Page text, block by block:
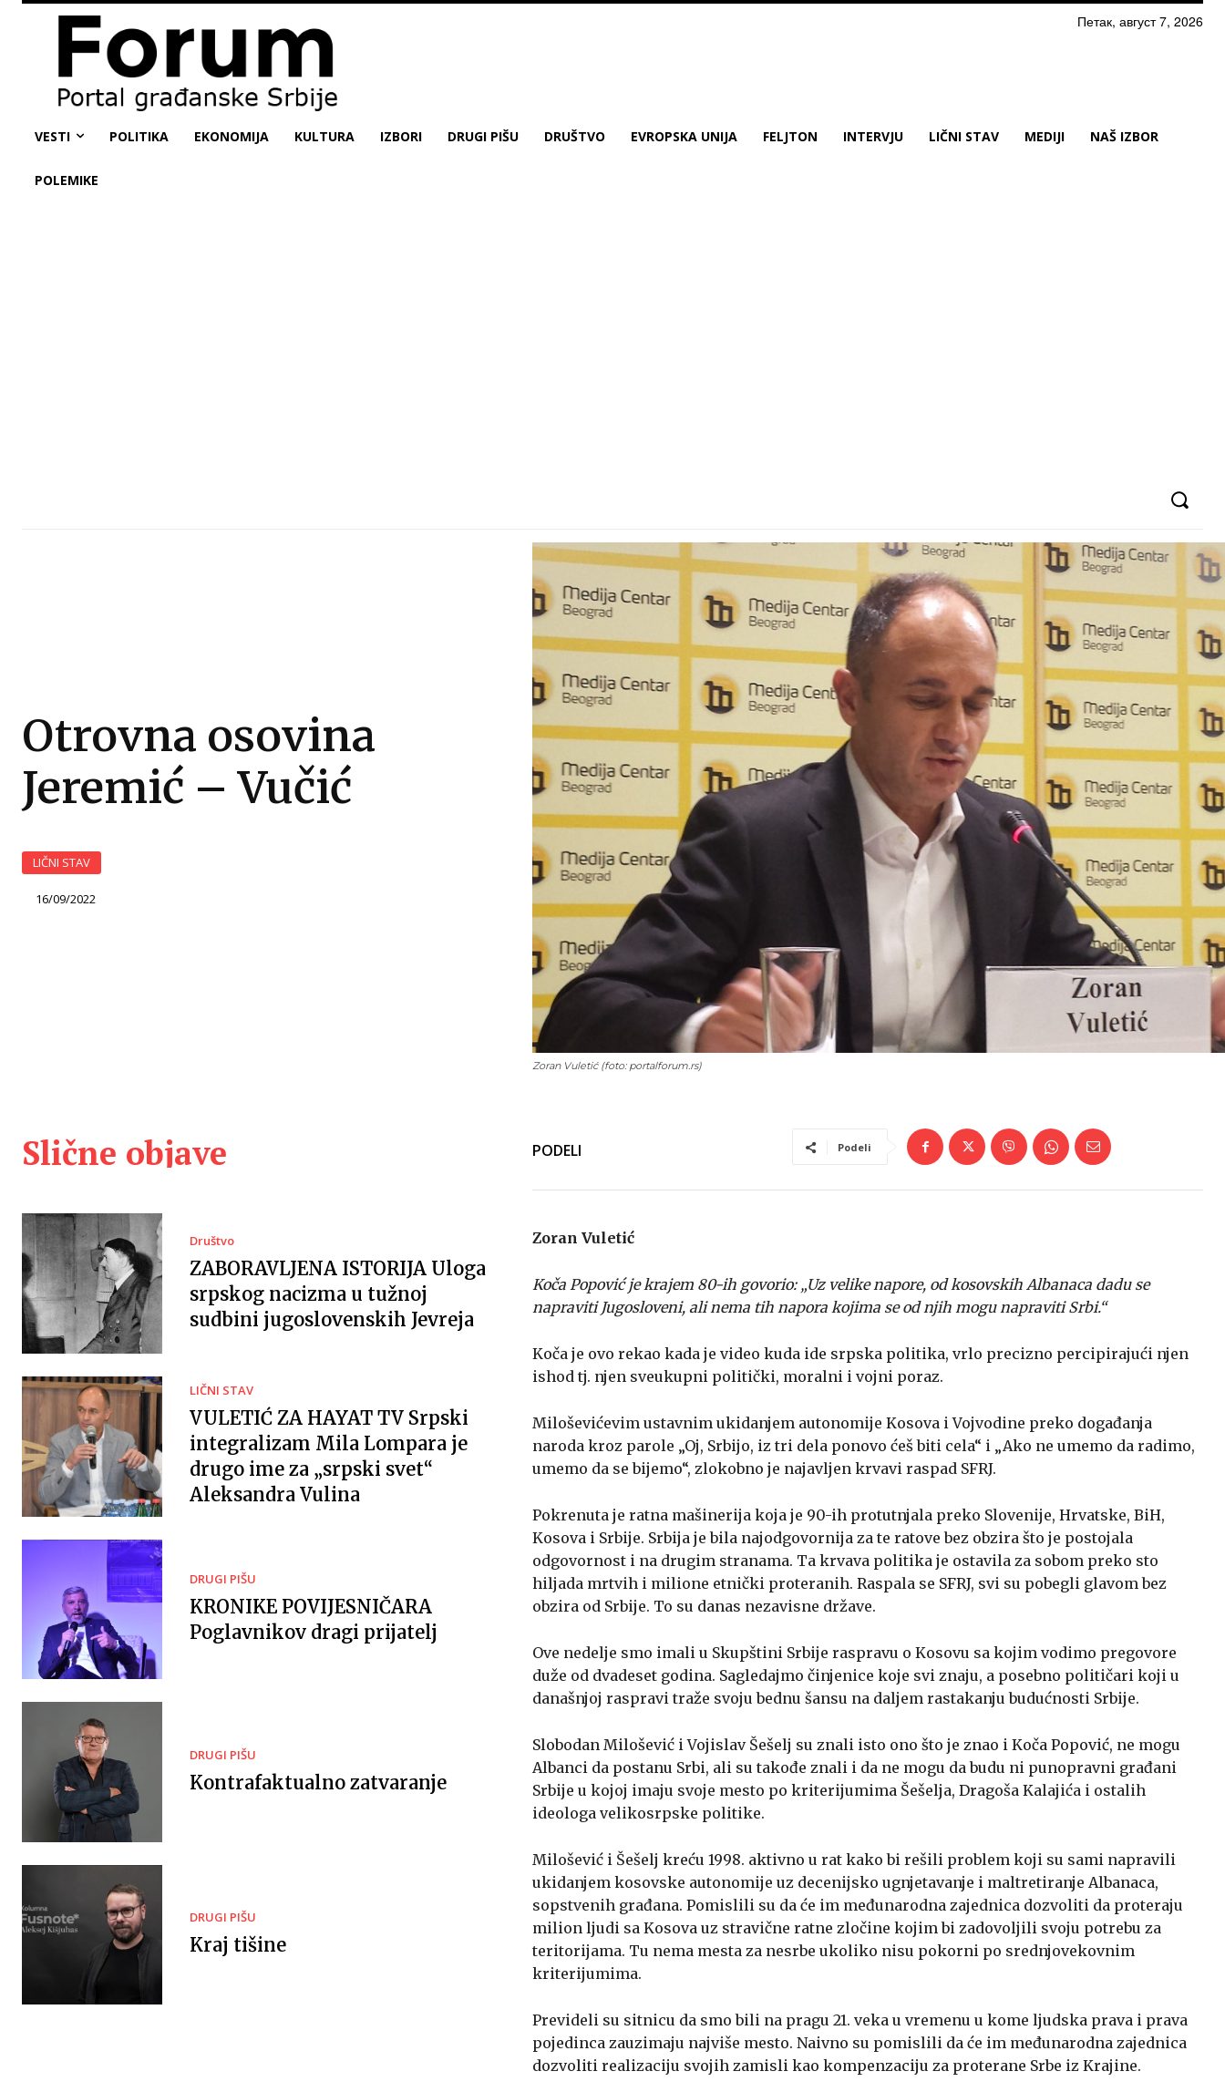
Петак, август 7, 2026
VESTI POLITIKA EKONOMIJA KULTURA IZBORI DRUGI PIŠU DRUŠTVO EVROPSKA UNIJA FELJTON INTERVJU LIČNI STAV MEDIJI NAŠ IZBOR
POLEMIKE
Otrovna osovina
Jeremić – Vučić
LIČNI STAV
16/09/2022
Zoran Vuletić (foto: portalforum.rs)
Slične objave
Društvo
ZABORAVLJENA ISTORIJA Uloga
srpskog nacizma u tužnoj
sudbini jugoslovenskih Jevreja
LIČNI STAV
VULETIĆ ZA HAYAT TV Srpski
integralizam Mila Lompara je
drugo ime za „srpski svet“
Aleksandra Vulina
DRUGI PIŠU
KRONIKE POVIJESNIČARA
Poglavnikov dragi prijatelj
DRUGI PIŠU
Kontrafaktualno zatvaranje
DRUGI PIŠU
Kraj tišine
PODELI Podeli
Zoran Vuletić
Koča Popović je krajem 80-ih govorio: „Uz velike napore, od kosovskih Albanaca dadu se
napraviti Jugosloveni, ali nema tih napora kojima se od njih mogu napraviti Srbi.“
Koča je ovo rekao kada je video kuda ide srpska politika, vrlo precizno percipirajući njen
ishod tj. njen sveukupni politički, moralni i vojni poraz.
Miloševićevim ustavnim ukidanjem autonomije Kosova i Vojvodine preko događanja
naroda kroz parole „Oj, Srbijo, iz tri dela ponovo ćeš biti cela“ i „Ako ne umemo da radimo,
umemo da se bijemo“, zlokobno je najavljen krvavi raspad SFRJ.
Pokrenuta je ratna mašinerija koja je 90-ih protutnjala preko Slovenije, Hrvatske, BiH,
Kosova i Srbije. Srbija je bila najodgovornija za te ratove bez obzira što je postojala
odgovornost i na drugim stranama. Ta krvava politika je ostavila za sobom preko sto
hiljada mrtvih i milione etnički proteranih. Raspala se SFRJ, svi su pobegli glavom bez
obzira od Srbije. To su danas nezavisne države.
Ove nedelje smo imali u Skupštini Srbije raspravu o Kosovu sa kojim vodimo pregovore
duže od dvadeset godina. Sagledajmo činjenice koje svi znaju, a posebno političari koji u
današnjoj raspravi traže svoju bednu šansu na daljem rastakanju budućnosti Srbije.
Slobodan Milošević i Vojislav Šešelj su znali isto ono što je znao i Koča Popović, ne mogu
Albanci da postanu Srbi, ali su takođe znali i da ne mogu da budu ni punopravni građani
Srbije u kojoj imaju svoje mesto po kriterijumima Šešelja, Dragoša Kalajića i ostalih
ideologa velikosrpske politike.
Milošević i Šešelj kreću 1998. aktivno u rat kako bi rešili problem koji su sami napravili
ukidanjem kosovske autonomije uz decenijsko ugnjetavanje i maltretiranje Albanaca,
sopstvenih građana. Pomislili su da će im međunarodna zajednica dozvoliti da proteraju
milion ljudi sa Kosova uz stravične ratne zločine kojim bi zadovoljili svoju potrebu za
teritorijama. Tu nema mesta za nesrbe ukoliko nisu pokorni po srednjovekovnim
kriterijumima.
Prevideli su sitnicu da smo bili na pragu 21. veka u vremenu u kome ljudska prava i prava
pojedinca zauzimaju najviše mesto. Naivno su pomislili da će im međunarodna zajednica
dozvoliti realizaciju svojih zamisli kao kompenzaciju za proterane Srbe iz Krajine.